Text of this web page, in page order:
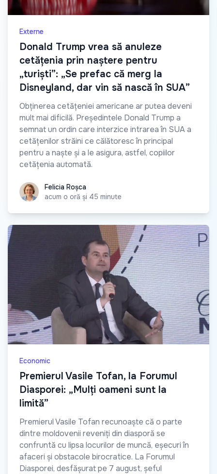
Externe
Donald Trump vrea să anuleze
cetățenia prin naștere pentru
„turiști”: „Se prefac că merg la
Disneyland, dar vin să nască în SUA”
Obținerea cetățeniei americane ar putea deveni
mult mai dificilă. Președintele Donald Trump a
semnat un ordin care interzice intrarea în SUA a
cetățenilor străini ce călătoresc în principal
pentru a naște și a le asigura, astfel, copiilor
cetățenia automată.
Felicia RoșcaFelicia Roșca
acum o oră și 45 minute
Economic
Premierul Vasile Tofan, la Forumul
Diasporei: „Mulți oameni sunt la
limită”
Premierul Vasile Tofan recunoaște că o parte
dintre moldovenii reveniți din diasporă se
confruntă cu lipsa locurilor de muncă, eșecuri în
afaceri și obstacole birocratice. La Forumul
Diasporei, desfășurat pe 7 august, șeful